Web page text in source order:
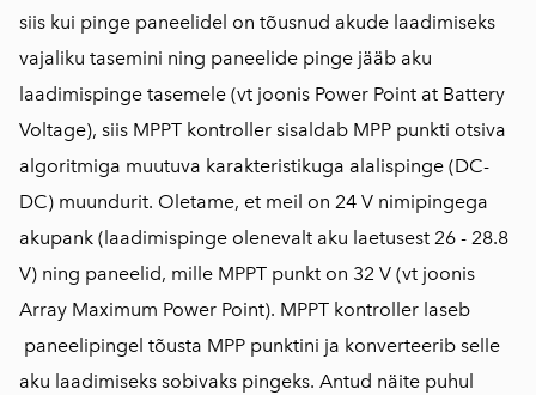
siis kui pinge paneelidel on tõusnud akude laadimiseks
vajaliku tasemini ning paneelide pinge jääb aku
laadimispinge tasemele (vt joonis Power Point at Battery
Voltage), siis MPPT kontroller sisaldab MPP punkti otsiva
algoritmiga muutuva karakteristikuga alalispinge (DC-
DC) muundurit. Oletame, et meil on 24 V nimipingega
akupank (laadimispinge olenevalt aku laetusest 26 - 28.8
V) ning paneelid, mille MPPT punkt on 32 V (vt joonis
Array Maximum Power Point). MPPT kontroller laseb
paneelipingel tõusta MPP punktini ja konverteerib selle
aku laadimiseks sobivaks pingeks. Antud näite puhul